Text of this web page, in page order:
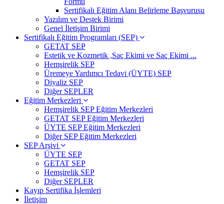
Sertifikalı Eğitim Alanı Belirleme Başvurusu
Yazılım ve Destek Birimi
Genel İletişim Birimi
Sertifikalı Eğitim Programları (SEP)
GETAT SEP
Estetik ve Kozmetik ,Saç Ekimi ve Saç Ekimi ...
Hemşirelik SEP
Üremeye Yardımcı Tedavi (ÜYTE) SEP
Diyaliz SEP
Diğer SEPLER
Eğitim Merkezleri
Hemşirelik SEP Eğitim Merkezleri
GETAT SEP Eğitim Merkezleri
ÜYTE SEP Eğitim Merkezleri
Diğer SEP Eğitim Merkezleri
SEP Arşivi
ÜYTE SEP
GETAT SEP
Hemşirelik SEP
Diğer SEPLER
Kayıp Sertifika İşlemleri
İletişim